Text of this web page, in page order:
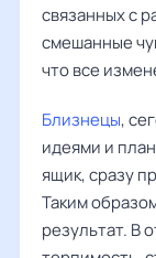
связанных с
смешанные
что все
Близнецы,
идеями и
ящик, сразу
Таким
результат. В